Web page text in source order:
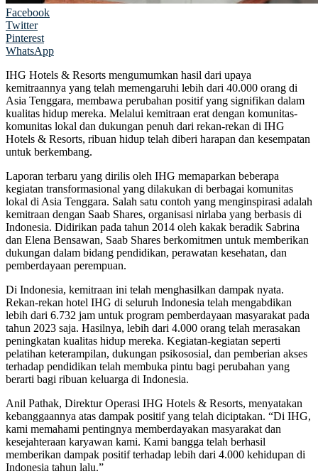
Facebook
Twitter
Pinterest
WhatsApp
IHG Hotels & Resorts mengumumkan hasil dari upaya
kemitraannya yang telah memengaruhi lebih dari 40.000 orang di
Asia Tenggara, membawa perubahan positif yang signifikan dalam
kualitas hidup mereka. Melalui kemitraan erat dengan komunitas-
komunitas lokal dan dukungan penuh dari rekan-rekan di IHG
Hotels & Resorts, ribuan hidup telah diberi harapan dan kesempatan
untuk berkembang.
Laporan terbaru yang dirilis oleh IHG memaparkan beberapa
kegiatan transformasional yang dilakukan di berbagai komunitas
lokal di Asia Tenggara. Salah satu contoh yang menginspirasi adalah
kemitraan dengan Saab Shares, organisasi nirlaba yang berbasis di
Indonesia. Didirikan pada tahun 2014 oleh kakak beradik Sabrina
dan Elena Bensawan, Saab Shares berkomitmen untuk memberikan
dukungan dalam bidang pendidikan, perawatan kesehatan, dan
pemberdayaan perempuan.
Di Indonesia, kemitraan ini telah menghasilkan dampak nyata.
Rekan-rekan hotel IHG di seluruh Indonesia telah mengabdikan
lebih dari 6.732 jam untuk program pemberdayaan masyarakat pada
tahun 2023 saja. Hasilnya, lebih dari 4.000 orang telah merasakan
peningkatan kualitas hidup mereka. Kegiatan-kegiatan seperti
pelatihan keterampilan, dukungan psikososial, dan pemberian akses
terhadap pendidikan telah membuka pintu bagi perubahan yang
berarti bagi ribuan keluarga di Indonesia.
Anil Pathak, Direktur Operasi IHG Hotels & Resorts, menyatakan
kebanggaannya atas dampak positif yang telah diciptakan. “Di IHG,
kami memahami pentingnya memberdayakan masyarakat dan
kesejahteraan karyawan kami. Kami bangga telah berhasil
memberikan dampak positif terhadap lebih dari 4.000 kehidupan di
Indonesia tahun lalu.”